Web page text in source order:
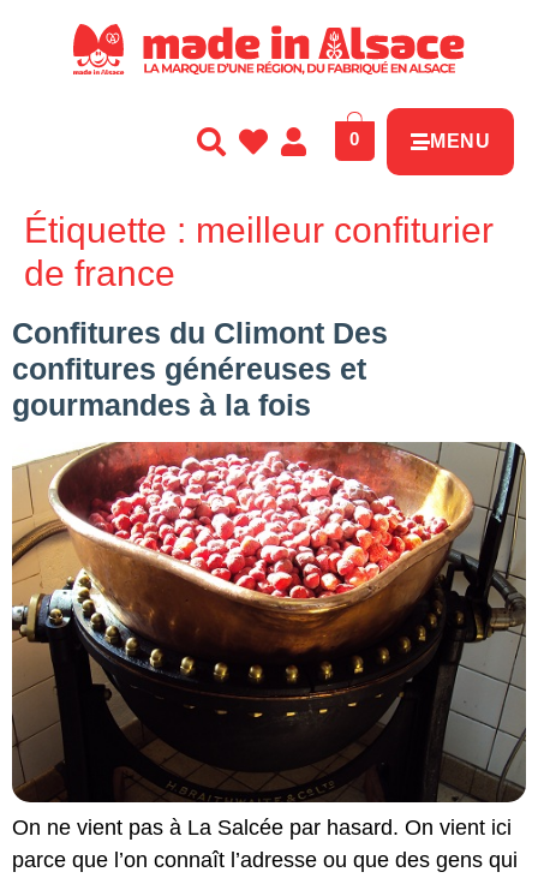
0 MENU
Étiquette : meilleur confiturier
de france
Confitures du Climont Des
confitures généreuses et
gourmandes à la fois
On ne vient pas à La Salcée par hasard. On vient ici
parce que l’on connaît l’adresse ou que des gens qui